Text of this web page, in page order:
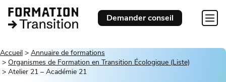
Demander conseil
Accueil
Annuaire de formations
Organismes de Formation en Transition Écologique (Liste)
Atelier 21 – Académie 21